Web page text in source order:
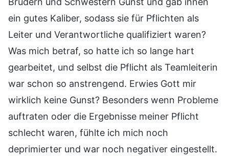
ein gutes Kaliber, sodass sie für Pflichten als
Leiter und Verantwortliche qualifiziert waren?
Was mich betraf, so hatte ich so lange hart
gearbeitet, und selbst die Pflicht als Teamleiterin
war schon so anstrengend. Erwies Gott mir
wirklich keine Gunst? Besonders wenn Probleme
auftraten oder die Ergebnisse meiner Pflicht
schlecht waren, fühlte ich mich noch
deprimierter und war noch negativer eingestellt.